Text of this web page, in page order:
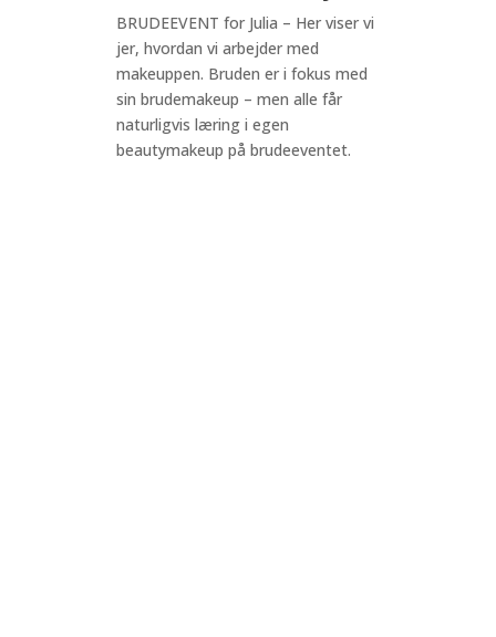
BRUDEEVENT for Julia – Her viser vi
jer, hvordan vi arbejder med
makeuppen. Bruden er i fokus med
sin brudemakeup – men alle får
naturligvis læring i egen
beautymakeup på brudeeventet.